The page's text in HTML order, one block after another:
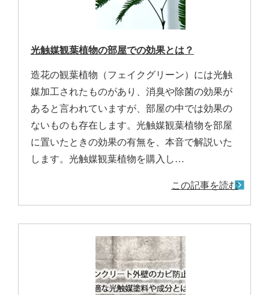
光触媒観葉植物の部屋での効果とは？
造花の観葉植物（フェイクグリーン）には光触
媒加工されたものがあり、消臭や除菌の効果が
あると言われていますが、部屋の中では効果の
ないものも存在します。光触媒観葉植物を部屋
に置いたときの効果の有無を、本音で解説いた
します。光触媒観葉植物を購入し…
この記事を読む